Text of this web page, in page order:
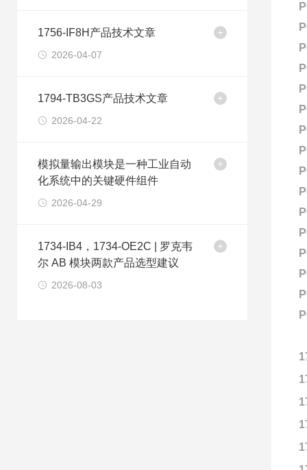
1756-IF8H产品技术文章
2026-04-07
1794-TB3GS产品技术文章
2026-04-22
模拟量输出模块是一种工业自动
化系统中的关键硬件组件
2026-04-29
1734-IB4，1734-OE2C | 罗克韦
尔 AB 模块两款产品选型建议
2026-08-03